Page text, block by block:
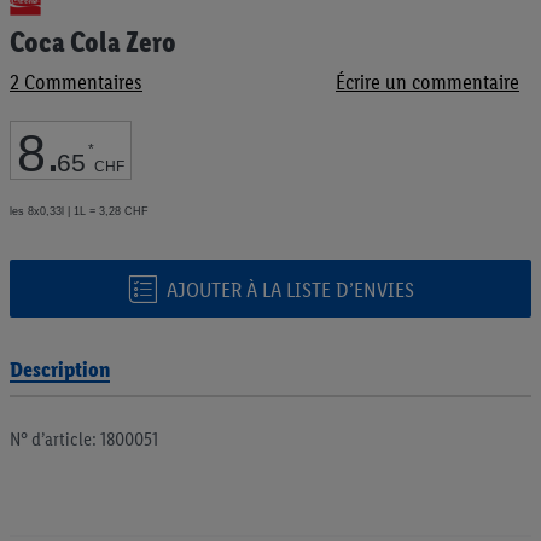
Coca Cola Zero
2 Commentaires Écrire un commentaire
8.65 *
CHF
les 8x0,33l | 1L = 3,28 CHF
AJOUTER À LA LISTE D’ENVIES
au
début
la
d’images
Description
N° d’article: 1800051